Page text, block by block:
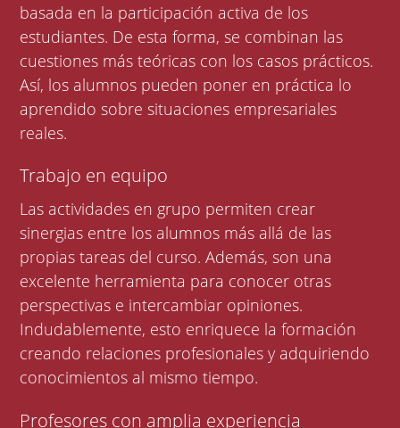
basada en la participación activa de los
estudiantes. De esta forma, se combinan las
cuestiones más teóricas con los casos prácticos.
Así, los alumnos pueden poner en práctica lo
aprendido sobre situaciones empresariales
reales.
Trabajo en equipo
Las actividades en grupo permiten crear
sinergias entre los alumnos más allá de las
propias tareas del curso. Además, son una
excelente herramienta para conocer otras
perspectivas e intercambiar opiniones.
Indudablemente, esto enriquece la formación
creando relaciones profesionales y adquiriendo
conocimientos al mismo tiempo.
Profesores con amplia experiencia